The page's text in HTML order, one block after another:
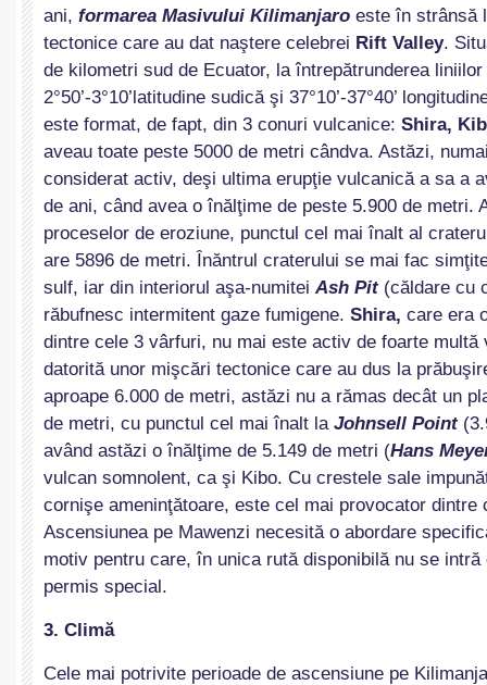
ani, formarea Masivului Kilimanjaro este în strânsă
tectonice care au dat naştere celebrei Rift Valley.
de kilometri sud de Ecuator, la întrepătrunderea liniilor
2°50’-3°10’latitudine sudică şi 37°10’-37°40’
este format, de fapt, din 3 conuri vulcanice: Shira,
aveau toate peste 5000 de metri cândva. Astăzi,
considerat activ, deşi ultima erupţie vulcanică a sa a
de ani, când avea o înălţime de peste 5.900 de metri.
proceselor de eroziune, punctul cel mai înalt al
are 5896 de metri. Înăntrul craterului se mai fac
sulf, iar din interiorul aşa-numiteiAsh Pit(căldare cu
răbufnesc intermitent gaze fumigene. Shira, care era
dintre cele 3 vârfuri, nu mai este activ de foarte multă
datorită unor mişcări tectonice care au dus la
aproape 6.000 de metri, astăzi nu a rămas decât un
de metri, cu punctul cel mai înalt la Johnsell Point
având astăzi o înălţime de 5.149 de metri (Hans
vulcan somnolent, ca şi Kibo. Cu crestele sale
cornişe ameninţătoare, este cel mai provocator dintre
Ascensiunea pe Mawenzi necesită o abordare
motiv pentru care, în unica rută disponibilă nu se intră
permis special.
3. Climă
Cele mai potrivite perioade de ascensiune pe